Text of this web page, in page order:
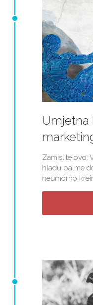
Umjetna
Zamislite ovo:
hladu palme
neumorno